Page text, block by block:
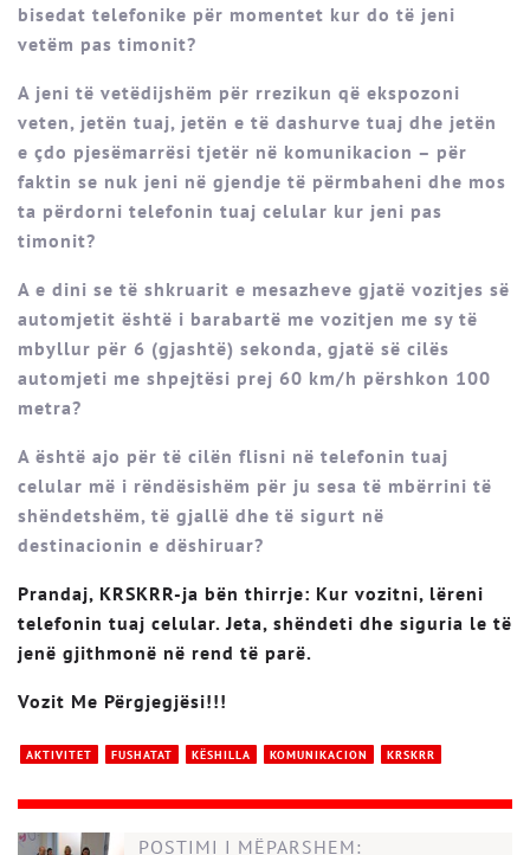
bisedat telefonike për momentet kur do të jeni
vetëm pas timonit?
A jeni të vetëdijshëm për rrezikun që ekspozoni
veten, jetën tuaj, jetën e të dashurve tuaj dhe jetën
e çdo pjesëmarrësi tjetër në komunikacion – për
faktin se nuk jeni në gjendje të përmbaheni dhe mos
ta përdorni telefonin tuaj celular kur jeni pas
timonit?
A e dini se të shkruarit e mesazheve gjatë vozitjes së
automjetit është i barabartë me vozitjen me sy të
mbyllur për 6 (gjashtë) sekonda, gjatë së cilës
automjeti me shpejtësi prej 60 km/h përshkon 100
metra?
A është ajo për të cilën flisni në telefonin tuaj
celular më i rëndësishëm për ju sesa të mbërrini të
shëndetshëm, të gjallë dhe të sigurt në
destinacionin e dëshiruar?
Prandaj, KRSKRR-ja bën thirrje: Kur vozitni, lëreni
telefonin tuaj celular. Jeta, shëndeti dhe siguria le të
jenë gjithmonë në rend të parë.
Vozit Me Përgjegjësi!!!
AKTIVITET FUSHATAT KËSHILLA KOMUNIKACION KRSKRR
POSTIMI I MËPARSHEM: